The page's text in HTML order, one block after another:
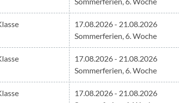
17.08.2026 - 21.08.2026
Sommerferien, 6. Woche
17.08.2026 - 21.08.2026
Sommerferien, 6. Woche
17.08.2026 - 21.08.2026